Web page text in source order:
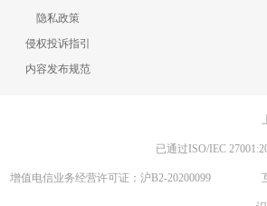
隐私政策
侵权投诉指引
内容发布规范
已通过ISO/IEC
增值电信业务经营许可证：沪B2-20200099